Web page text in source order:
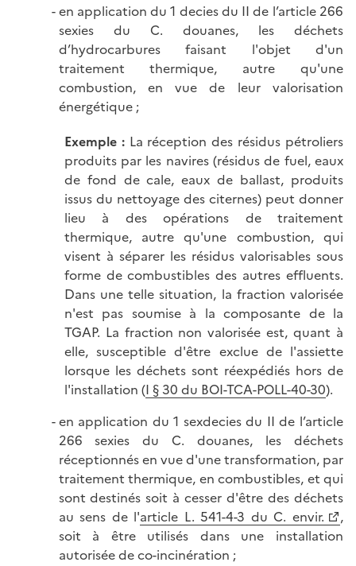
en application du 1 decies du II de l’article 266
sexies du C. douanes, les déchets
d’hydrocarbures faisant l'objet d'un
traitement thermique, autre qu'une
combustion, en vue de leur valorisation
énergétique ;
Exemple :La réception des résidus pétroliers
produits par les navires (résidus de fuel, eaux
de fond de cale, eaux de ballast, produits
issus du nettoyage des citernes) peut donner
lieu à des opérations de traitement
thermique, autre qu'une combustion, qui
visent à séparer les résidus valorisables sous
forme de combustibles des autres effluents.
Dans une telle situation, la fraction valorisée
n'est pas soumise à la composante de la
TGAP. La fraction non valorisée est, quant à
elle, susceptible d'être exclue de l'assiette
lorsque les déchets sont réexpédiés hors de
l'installation (I § 30 du BOI-TCA-POLL-40-30).
en application du 1 sexdecies du II de l’article
266 sexies
du C. douanes, les déchets
réceptionnés en vue d'une transformation, par
traitement thermique, en combustibles, et qui
sont destinés soit à cesser d'être des déchets
au sens de l'article L. 541-4-3 du C. envir.
,
soit à être utilisés dans une installation
autorisée de co-incinération ;